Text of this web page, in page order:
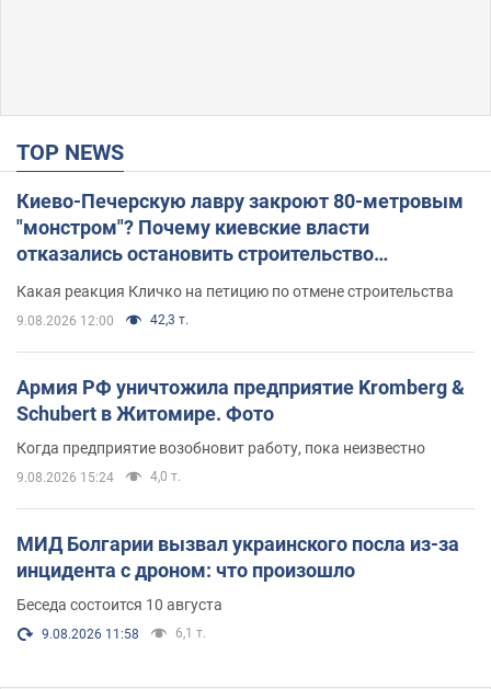
TOP NEWS
Киево-Печерскую лавру закроют 80-метровым
"монстром"? Почему киевские власти
отказались остановить строительство
Какая реакция Кличко на петицию по отмене строительства
9.08.2026 12:00 42,3 т.
Армия РФ уничтожила предприятие Kromberg &
Schubert в Житомире. Фото
Когда предприятие возобновит работу, пока неизвестно
9.08.2026 15:24 4,0 т.
МИД Болгарии вызвал украинского посла из-за
инцидента с дроном: что произошло
Беседа состоится 10 августа
9.08.2026 11:58 6,1 т.